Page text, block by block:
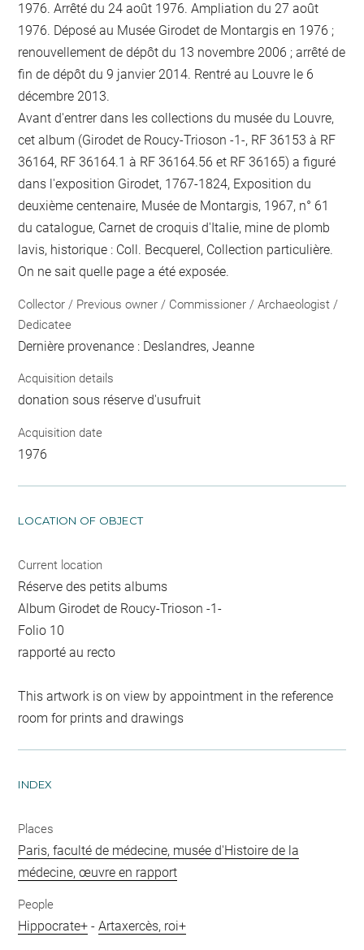
1976. Arrêté du 24 août 1976. Ampliation du 27 août
1976. Déposé au Musée Girodet de Montargis en 1976 ;
renouvellement de dépôt du 13 novembre 2006 ; arrêté de
fin de dépôt du 9 janvier 2014. Rentré au Louvre le 6
décembre 2013.
Avant d'entrer dans les collections du musée du Louvre,
cet album (Girodet de Roucy-Trioson -1-, RF 36153 à RF
36164, RF 36164.1 à RF 36164.56 et RF 36165) a figuré
dans l'exposition Girodet, 1767-1824, Exposition du
deuxième centenaire, Musée de Montargis, 1967, n° 61
du catalogue, Carnet de croquis d'Italie, mine de plomb
lavis, historique : Coll. Becquerel, Collection particulière.
On ne sait quelle page a été exposée.
Collector / Previous owner / Commissioner / Archaeologist /
Dedicatee
Dernière provenance : Deslandres, Jeanne
Acquisition details
donation sous réserve d'usufruit
Acquisition date
1976
LOCATION OF OBJECT
Current location
Réserve des petits albums
Album Girodet de Roucy-Trioson -1-
Folio 10
rapporté au recto
This artwork is on view by appointment in the reference
room for prints and drawings
INDEX
Places
Paris, faculté de médecine, musée d'Histoire de la
médecine, œuvre en rapport
People
Hippocrate+ -Artaxercès, roi+